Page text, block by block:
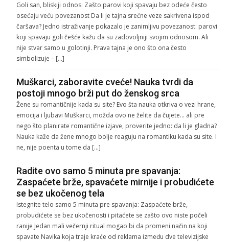
Goli san, bliskiji odnos: Zašto parovi koji spavaju bez odeće često
osećaju veću povezanost Da li je tajna srećne veze sakrivena ispod
čaršava? Jedno istraživanje pokazalo je zanimljivu povezanost: parovi
koji spavaju goli češće kažu da su zadovoljniji svojim odnosom. Ali
nije stvar samo u golotinji. Prava tajna je ono što ona često
simbolizuje – […]
Muškarci, zaboravite cveće! Nauka tvrdi da
postoji mnogo brži put do ženskog srca
Žene su romantičnije kada su site? Evo šta nauka otkriva o vezi hrane,
emocija i ljubavi Muškarci, možda ovo ne želite da čujete… ali pre
nego što planirate romantične izjave, proverite jedno: da li je gladna?
Nauka kaže da žene mnogo bolje reaguju na romantiku kada su site. I
ne, nije poenta u tome da […]
Radite ovo samo 5 minuta pre spavanja:
Zaspaćete brže, spavaćete mirnije i probudićete
se bez ukočenog tela
Istegnite telo samo 5 minuta pre spavanja: Zaspaćete brže,
probudićete se bez ukočenosti i pitaćete se zašto ovo niste počeli
ranije Jedan mali večernji ritual mogao bi da promeni način na koji
spavate Navika koja traje kraće od reklama između dve televizijske